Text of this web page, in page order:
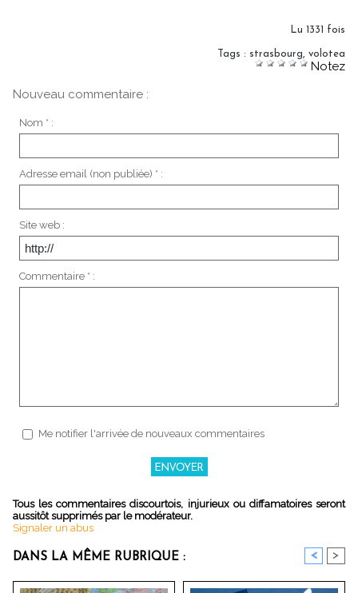
Lu 1331 fois
Tags : strasbourg, volotea
Notez
Nouveau commentaire :
Nom * :
Adresse email (non publiée) * :
Site web :
Commentaire * :
Me notifier l'arrivée de nouveaux commentaires
Tous les commentaires discourtois, injurieux ou diffamatoires seront
aussitôt supprimés par le modérateur.
Signaler un abus
DANS LA MÊME RUBRIQUE : < >